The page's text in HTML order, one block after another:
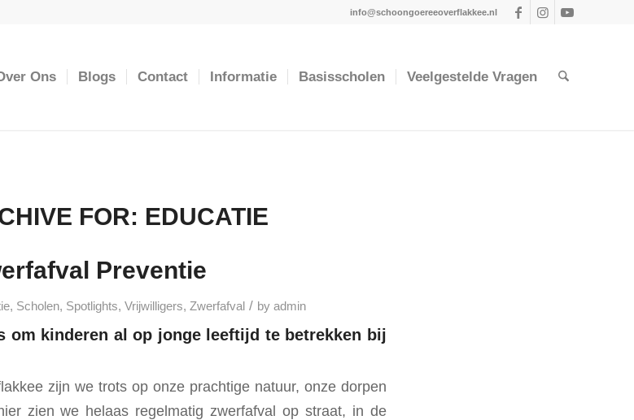
info@schoongoereeoverflakkee.nl
Ons Blogs Contact Informatie Basisscholen Veelgestelde Vragen
FOR: EDUCATIE
Preventie
, Scholen, Spotlights, Vrijwilligers, Zwerfafval / by admin
om kinderen al op jonge leeftijd te betrekken bij
zijn we trots op onze prachtige natuur, onze dorpen
zien we helaas regelmatig zwerfafval op straat, in de